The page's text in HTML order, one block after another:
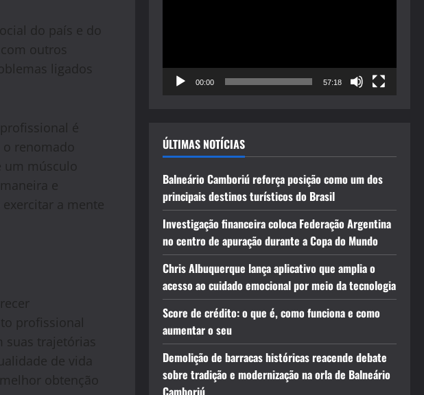
do país e do
outros
ligados
é
renomado
um músculo
e
a mente
profissional
suas trajetórias
de vida
obtenção
00:00 57:18
ÚLTIMAS NOTÍCIAS
Balneário Camboriú reforça posição como um dos
principais destinos turísticos do Brasil
Investigação financeira coloca Federação Argentina
no centro de apuração durante a Copa do Mundo
Chris Albuquerque lança aplicativo que amplia o
acesso ao cuidado emocional por meio da tecnologia
Score de crédito: o que é, como funciona e como
aumentar o seu
Demolição de barracas históricas reacende debate
sobre tradição e modernização na orla de Balneário
Camboriú